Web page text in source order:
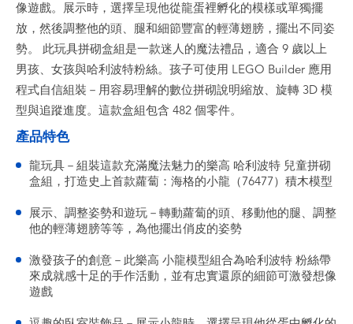
像遊戲。展示時，選擇呈現他從龍蛋裡孵化的模樣或單獨擺
放，然後調整他的頭、腿和細節豐富的輕薄翅膀，擺出不同姿
勢。 此玩具拼砌盒組是一款迷人的魔法禮品，適合 9 歲以上
男孩、女孩與哈利波特粉絲。孩子可使用 LEGO Builder 應用
程式自信組裝－用容易理解的數位拼砌說明縮放、旋轉 3D 模
型與追蹤進度。這款盒組包含 482 個零件。
產品特色
龍玩具－組裝這款充滿魔法魅力的樂高 哈利波特 兒童拼砌
盒組，打造史上首款蘿蔔：海格的小龍（76477）積木模型
展示、調整姿勢和遊玩－轉動蘿蔔的頭、移動他的腿、調整
他的輕薄翅膀等等，為他擺出俏皮的姿勢
激發孩子的創意－此樂高 小龍模型組合為哈利波特 粉絲帶
來成就感十足的手作活動，並有忠實還原的細節可激發想像
遊戲